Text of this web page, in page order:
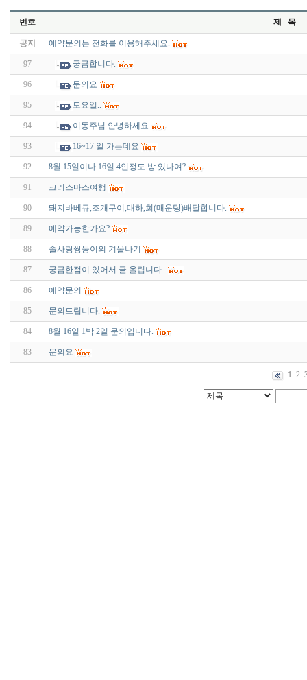
번호 제 목
공지 예약문의는 전화를 이용해주세요.
97 궁금합니다.
96 문의요
95 토요일..
94 이동주님 안녕하세요
93 16~17 일 가는데요
92 8월 15일이나 16일 4인정도 방 있나여?
91 크리스마스여행
90 돼지바베큐,조개구이,대하,회(매운탕)배달합니다.
89 예약가능한가요?
88 솔사랑쌍둥이의 겨울나기
87 궁금한점이 있어서 글 올립니다..
86 예약문의
85 문의드립니다.
84 8월 16일 1박 2일 문의입니다.
83 문의요
1 2